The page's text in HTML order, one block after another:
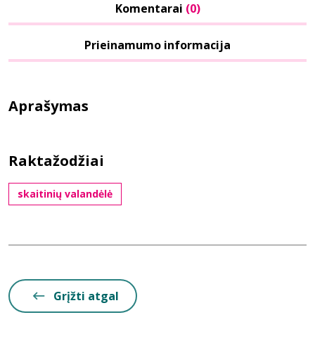
Komentarai (0)
Prieinamumo informacija
Aprašymas
Raktažodžiai
skaitinių valandėlė
Grįžti atgal